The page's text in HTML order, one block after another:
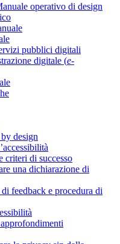
operativo di design
pubblici digitali
digitale (e-
design
criteri di successo
una dichiarazione di
feedback e procedura di